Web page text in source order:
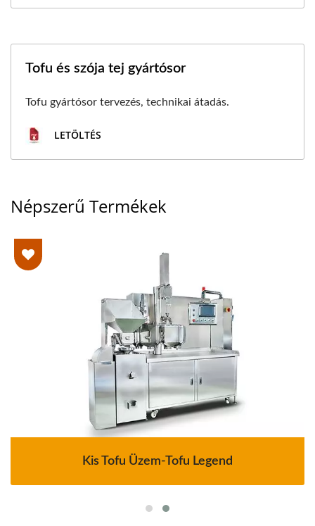
Tofu és szója tej gyártósor
Tofu gyártósor tervezés, technikai átadás.
LETÖLTÉS
Népszerű Termékek
Kis Tofu Üzem-Tofu Legend